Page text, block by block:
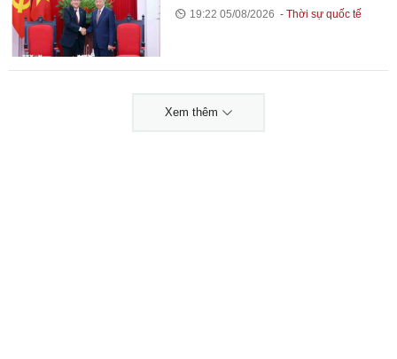
19:22 05/08/2026 Thời sự quốc tế
Xem thêm